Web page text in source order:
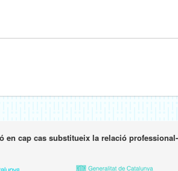
en cap cas substitueix la relació